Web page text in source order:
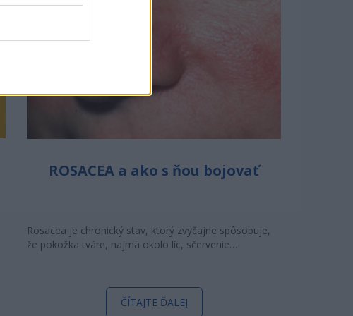
ROSACEA a ako s ňou bojovať
Rosacea je chronický stav, ktorý zvyčajne spôsobuje,
že pokožka tváre, najmä okolo líc, sčervenie…
ČÍTAJTE ĎALEJ